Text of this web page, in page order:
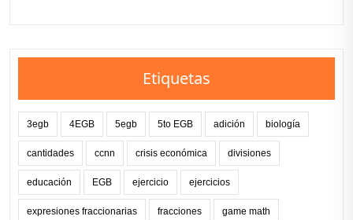
Etiquetas
3egb 4EGB 5egb 5to EGB adición biología
cantidades ccnn crisis económica divisiones
educación EGB ejercicio ejercicios
expresiones fraccionarias fracciones game math